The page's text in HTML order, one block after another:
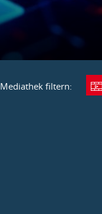
Mediathek filtern: